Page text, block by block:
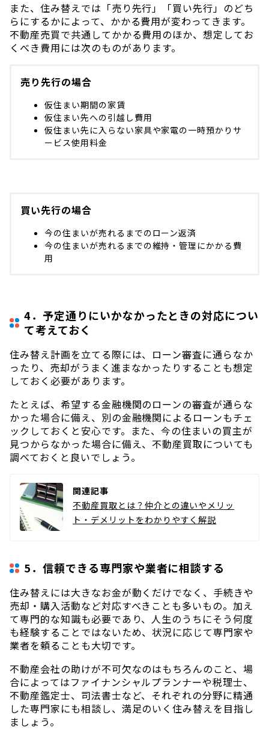
また、住み替えでは「売り先行」「買い先行」のどち
らにするかによって、かかる費用が変わってきます。
不動産売買で共通してかかる費用のほか、想定してお
くべき費用には次のものがあります。
売り先行の場合
仮住まい期間の家賃
仮住まい先への引越し費用
仮住まい先に入らない家具や家電の一時預かりサ
ービス使用料金
買い先行の場合
今の住まいが売れるまでのローン返済
今の住まいが売れるまでの維持・管理にかかる費
用
4．予定通りにいかなかったときの対応につい
て考えておく
住み替え計画を立てる際には、ローン審査に通らなか
ったり、売却がうまく進まなかったりすることも想定
しておく必要があります。
たとえば、希望する金融機関のローンの審査が通らな
かった場合に備え、別の金融機関によるローンもチェ
ックしておくと安心です。また、今の住まいの買主が
見つからなかった場合に備え、不動産買取についても
調べておくと良いでしょう。
関連記事
不動産買取とは？仲介との違いやメリッ
ト・デメリットをわかりやすく解説
5．信頼できる専門家や業者に相談する
住み替えには大きなお金が動くだけでなく、手続きや
売却・購入活動など対応すべきことも多いもの。加え
て専門的な知識も必要であり、人生のうちにそう何度
も経験することではないため、状況に応じて専門家や
業者を頼ることも大切です。
不動産会社の助けが不可欠なのはもちろんのこと、場
合によってはファイナンシャルプランナーや税理士、
不動産鑑定士、司法書士など、それぞれの分野に精通
した専門家にも相談し、満足のいく住み替えを目指し
ましょう。